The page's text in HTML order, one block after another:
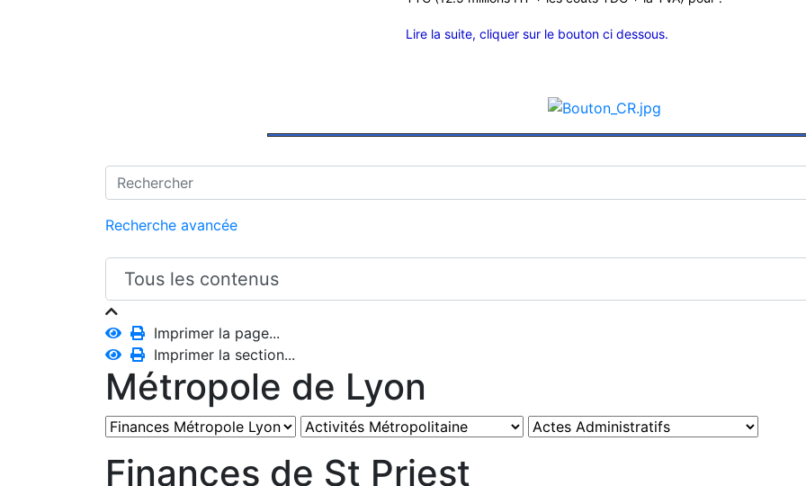
Lire la suite, cliquer sur le bouton ci dessous.
Recherche avancée
Imprimer la page...
Imprimer la section...
Métropole de Lyon
Finances de St Priest